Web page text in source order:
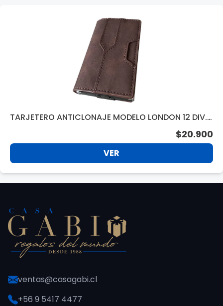
TARJETERO ANTICLONAJE MODELO LONDON 12 DIV.
$20.900
VER
ventas@casagabi.cl
+56 9 5417 4477